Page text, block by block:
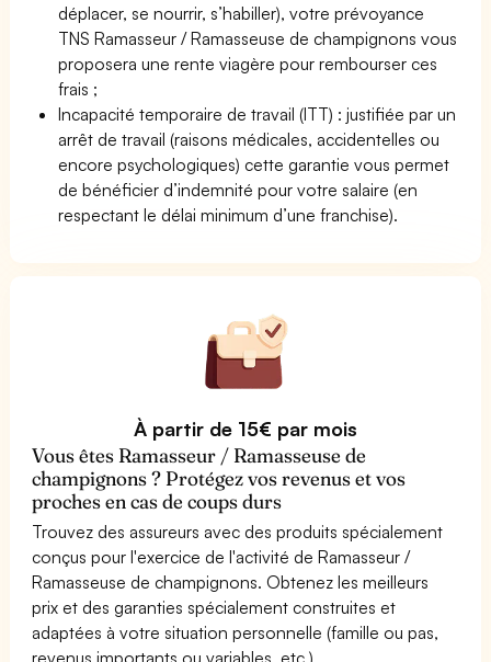
déplacer, se nourrir, s’habiller), votre prévoyance
TNS Ramasseur / Ramasseuse de champignons vous
proposera une rente viagère pour rembourser ces
frais ;
Incapacité temporaire de travail (ITT) : justifiée par un
arrêt de travail (raisons médicales, accidentelles ou
encore psychologiques) cette garantie vous permet
de bénéficier d’indemnité pour votre salaire (en
respectant le délai minimum d’une franchise).
À partir de 15€ par mois
Vous êtes Ramasseur / Ramasseuse de
champignons ? Protégez vos revenus et vos
proches en cas de coups durs
Trouvez des assureurs avec des produits spécialement
conçus pour l'exercice de l'activité de Ramasseur /
Ramasseuse de champignons. Obtenez les meilleurs
prix et des garanties spécialement construites et
adaptées à votre situation personnelle (famille ou pas,
revenus importants ou variables, etc.)